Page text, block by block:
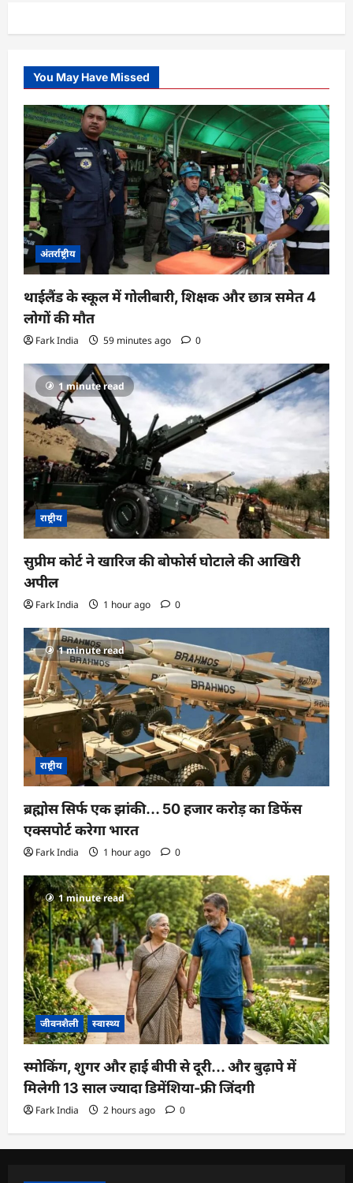
You May Have Missed
अंतर्राष्ट्रीय
थाईलैंड के स्कूल में गोलीबारी, शिक्षक और छात्र समेत 4
लोगों की मौत
Fark India 59 minutes ago 0
1 minute read
राष्ट्रीय
सुप्रीम कोर्ट ने खारिज की बोफोर्स घोटाले की आखिरी
अपील
Fark India 1 hour ago 0
1 minute read
राष्ट्रीय
ब्रह्मोस सिर्फ एक झांकी… 50 हजार करोड़ का डिफेंस
एक्सपोर्ट करेगा भारत
Fark India 1 hour ago 0
1 minute read
जीवनशैली स्वास्थ्य
स्मोकिंग, शुगर और हाई बीपी से दूरी… और बुढ़ापे में
मिलेगी 13 साल ज्यादा डिमेंशिया-फ्री जिंदगी
Fark India 2 hours ago 0